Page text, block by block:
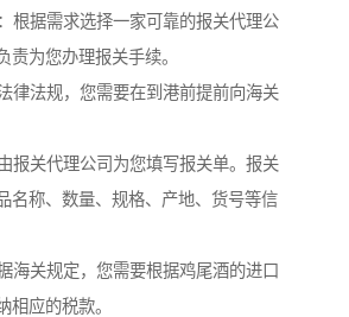
根据需求选择一家可靠的报关代理公
责为您办理报关手续。
律法规，您需要在到港前提前向海关
报关代理公司为您填写报关单。报关
名称、数量、规格、产地、货号等信
海关规定，您需要根据鸡尾酒的进口
相应的税款。